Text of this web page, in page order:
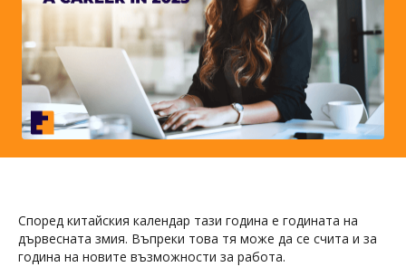
Според китайския календар тази година е годината на
дървесната змия. Въпреки това тя може да се счита и за
година на новите възможности за работа.